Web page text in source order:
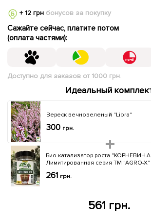
+ 12 грнбонусов за покупку
Сажайте сейчас, платите потом
(оплата частями):
Доступно для заказов от 1000 грн.
Идеальный
Вереск вечнозеленый "Libra"
300 грн.
Био катализатор роста "КОРНЕВИН
Лимитированная серия ТМ "AGRO-X"
261 грн.
561 грн.